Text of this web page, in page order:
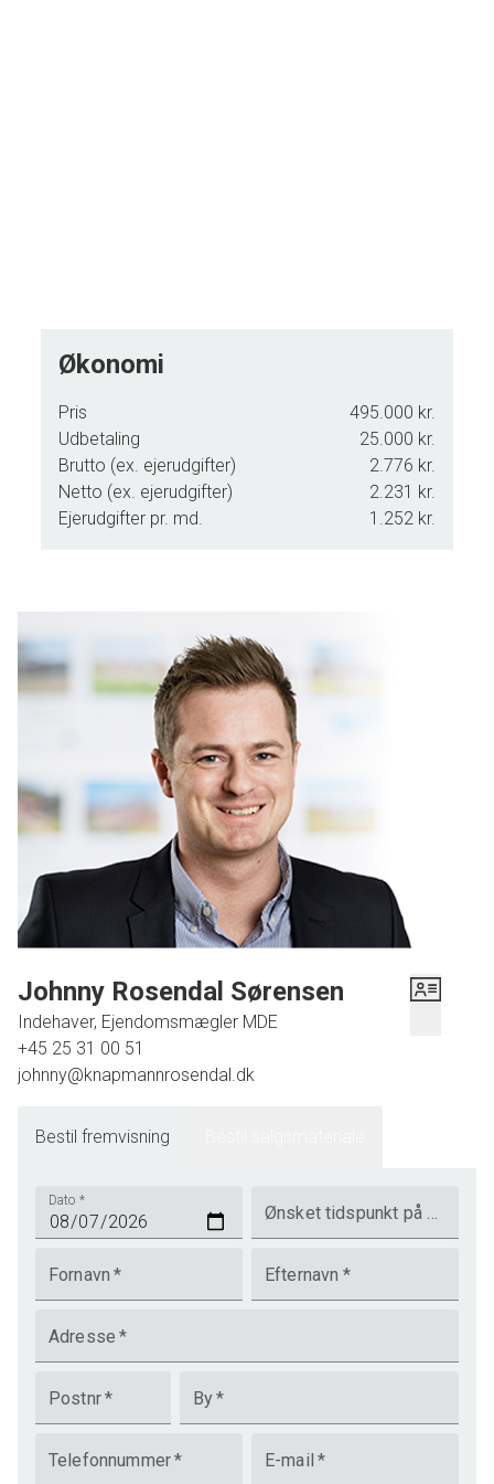
Økonomi
Pris
495.000 kr.
Udbetaling
25.000 kr.
Brutto (ex. ejerudgifter)
2.776 kr.
Netto (ex. ejerudgifter)
2.231 kr.
Ejerudgifter pr. md.
1.252 kr.
Johnny Rosendal Sørensen
Indehaver, Ejendomsmægler MDE
+45 25 31 00 51
johnny@knapmannrosendal.dk
Bestil fremvisning
Dato *
Ønsket tidspunkt på dagen
Fornavn * Efternavn *
Adresse *
Postnr* By*
Telefonnummer* E-mail *